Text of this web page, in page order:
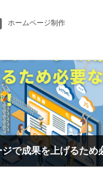
ホームページ制作